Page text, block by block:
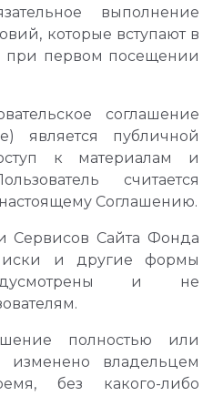
выполнение
которые вступают в
при первом посещении
соглашение
является публичной
к материалам и
считается
Соглашению.
Сервисов Сайта Фонда
и другие формы
и не
полностью или
изменено владельцем
без какого-либо